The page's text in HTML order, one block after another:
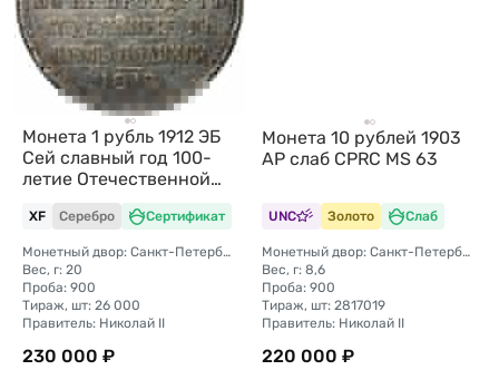
Монета 1 рубль 1912 ЭБ
Сей славный год 100-
летие Отечественной
войны 1812
XF Серебро Сертификат
Монетный двор: Санкт-Петербургский монетный двор
Вес, г: 20
Проба: 900
Тираж, шт: 26 000
Правитель: Николай II
230 000 ₽
Монета 10 рублей 1903
АР слаб CPRC MS 63
UNC Золото Слаб
Монетный двор: Санкт-Петербургский монетный двор
Вес, г: 8,6
Проба: 900
Тираж, шт: 2817019
Правитель: Николай II
220 000 ₽